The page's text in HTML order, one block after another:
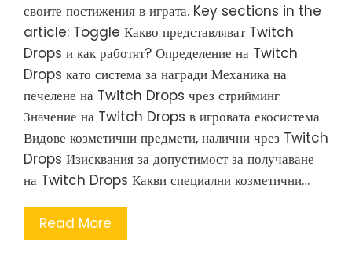
своите постижения в играта. Key sections in the
article: Toggle Какво представляват Twitch
Drops и как работят? Определение на Twitch
Drops като система за награди Механика на
печелене на Twitch Drops чрез стрийминг
Значение на Twitch Drops в игровата екосистема
Видове козметични предмети, налични чрез Twitch
Drops Изисквания за допустимост за получаване
на Twitch Drops Какви специални козметични…
Read More